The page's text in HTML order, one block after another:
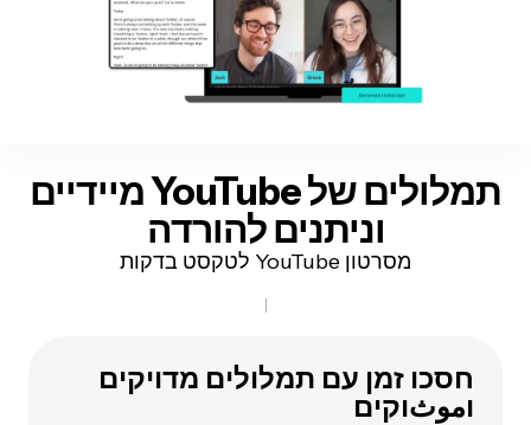
תמלולים של YouTube מיידיים
וניתנים להורדה
מסרטון YouTube לטקסט בדקות
חסכו זמן עם תמלולים מדויקים
וموثוקים